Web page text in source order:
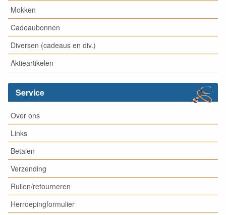
Mokken
Cadeaubonnen
Diversen (cadeaus en div.)
Aktieartikelen
Service
Over ons
Links
Betalen
Verzending
Ruilen/retourneren
Herroepingformulier